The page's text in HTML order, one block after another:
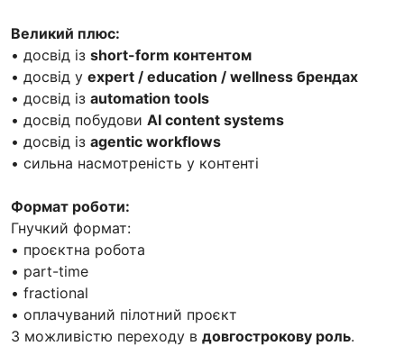
Великий плюс:
• досвід із short-form контентом
• досвід у expert / education / wellness брендах
• досвід із automation tools
• досвід побудови AI content systems
• досвід із agentic workflows
• сильна насмотреність у контенті
Формат роботи:
Гнучкий формат:
• проєктна робота
• part-time
• fractional
• оплачуваний пілотний проєкт
З можливістю переходу в довгострокову роль.